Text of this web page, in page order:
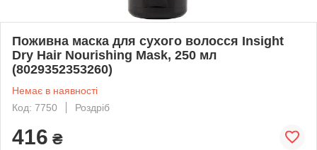
Поживна маска для сухого волосся Insight
Dry Hair Nourishing Mask, 250 мл
(8029352353260)
Немає в наявності
Код: 7750
Роздріб
416 ₴